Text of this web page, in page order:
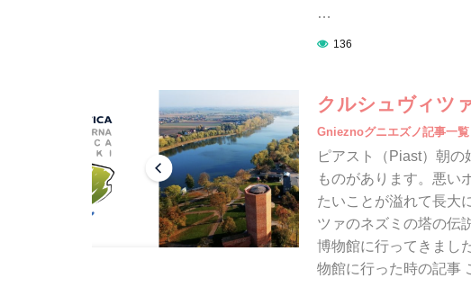
…
136
クルシュヴィツ
Gnieznoグニエズノ記事一覧
ピアスト（Piast）朝の
ものがあります。悪い
たいことが溢れて長大
ツァのネズミの塔の伝
博物館に行ってきまし
物館に行った時の記事